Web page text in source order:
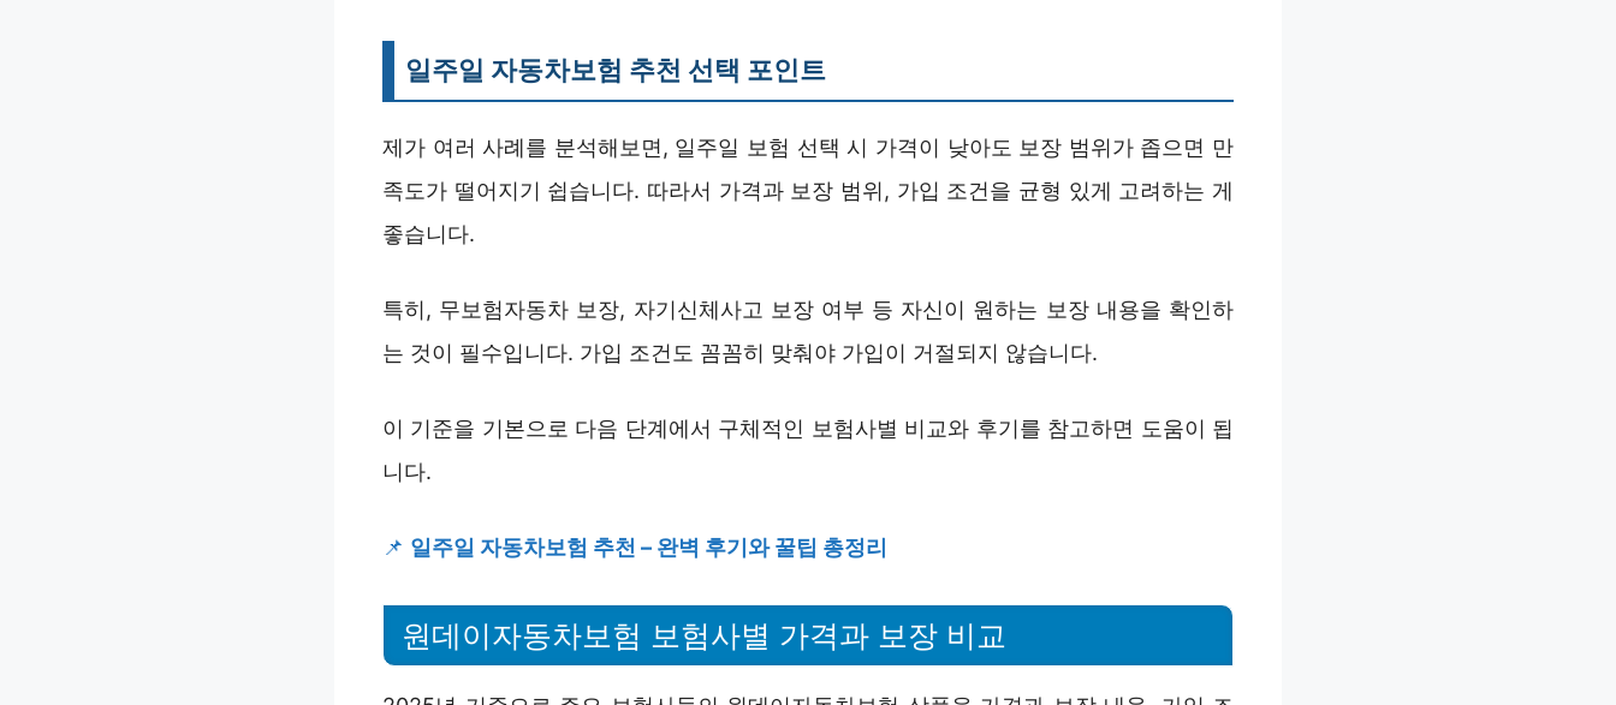
일주일 자동차보험 추천 선택 포인트
제가 여러 사례를 분석해보면, 일주일 보험 선택 시 가격이 낮아도 보장 범위가 좁으면 만
족도가 떨어지기 쉽습니다. 따라서 가격과 보장 범위, 가입 조건을 균형 있게 고려하는 게
좋습니다.
특히, 무보험자동차 보장, 자기신체사고 보장 여부 등 자신이 원하는 보장 내용을 확인하
는 것이 필수입니다. 가입 조건도 꼼꼼히 맞춰야 가입이 거절되지 않습니다.
이 기준을 기본으로 다음 단계에서 구체적인 보험사별 비교와 후기를 참고하면 도움이 됩
니다.
📌 일주일 자동차보험 추천 – 완벽 후기와 꿀팁 총정리
원데이자동차보험 보험사별 가격과 보장 비교